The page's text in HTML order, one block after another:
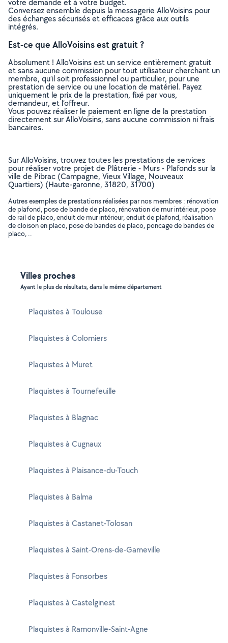
votre demande et à votre budget.
Conversez ensemble depuis la messagerie AlloVoisins pour
des échanges sécurisés et efficaces grâce aux outils
intégrés.
Est-ce que AlloVoisins est gratuit ?
Absolument ! AlloVoisins est un service entièrement gratuit
et sans aucune commission pour tout utilisateur cherchant un
membre, qu’il soit professionnel ou particulier, pour une
prestation de service ou une location de matériel. Payez
uniquement le prix de la prestation, fixé par vous,
demandeur, et l’offreur.
Vous pouvez réaliser le paiement en ligne de la prestation
directement sur AlloVoisins, sans aucune commission ni frais
bancaires.
Sur AlloVoisins, trouvez toutes les prestations de services
pour réaliser votre projet de Plâtrerie - Murs - Plafonds sur la
ville de Pibrac (Campagne, Vieux Village, Nouveaux
Quartiers) (Haute-garonne, 31820, 31700)
Autres exemples de prestations réalisées par nos membres : rénovation
de plafond, pose de bande de placo, rénovation de mur intérieur, pose
de rail de placo, enduit de mur intérieur, enduit de plafond, réalisation
de cloison en placo, pose de bandes de placo, poncage de bandes de
placo, ..
Villes proches
Ayant le plus de résultats, dans le même département
Plaquistes à Toulouse
Plaquistes à Colomiers
Plaquistes à Muret
Plaquistes à Tournefeuille
Plaquistes à Blagnac
Plaquistes à Cugnaux
Plaquistes à Plaisance-du-Touch
Plaquistes à Balma
Plaquistes à Castanet-Tolosan
Plaquistes à Saint-Orens-de-Gameville
Plaquistes à Fonsorbes
Plaquistes à Castelginest
Plaquistes à Ramonville-Saint-Agne